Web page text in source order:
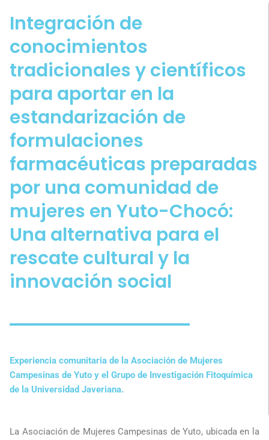
Integración de
conocimientos
tradicionales y científicos
para aportar en la
estandarización de
formulaciones
farmacéuticas preparadas
por una comunidad de
mujeres en Yuto-Chocó:
Una alternativa para el
rescate cultural y la
innovación social
Experiencia comunitaria de la Asociación de Mujeres
Campesinas de Yuto y el Grupo de Investigación Fitoquímica
de la Universidad Javeriana.
La Asociación de Mujeres Campesinas de Yuto, ubicada en la